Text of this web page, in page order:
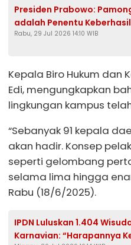
Presiden Prabowo:
adalah Penentu
Pembangunan
Rabu, 29 Jul 2026 14:10 WIB
Kepala Biro Hukum dan
Edi, mengungkapkan
lingkungan kampus
“Sebanyak 91 kepala
akan hadir. Konsep
seperti gelombang
selama lima hingga
Rabu (18/6/2025).
IPDN Luluskan 1.404
Karnavian: “Harapannya